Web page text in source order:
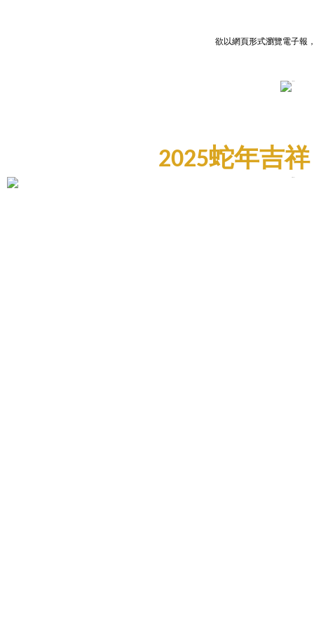
欲以網頁形式瀏覽電子報
2025蛇年吉